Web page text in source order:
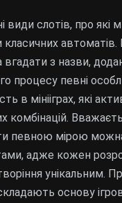
види слотів, про які
класичних автоматів.
з назви,
процесу певні
в мінііграх, які
комбінацій.
певною мірою
адже кожен
унікальним.
основу